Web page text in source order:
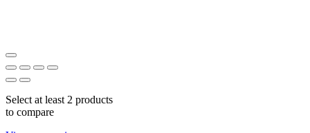
Select at least 2 products
to compare